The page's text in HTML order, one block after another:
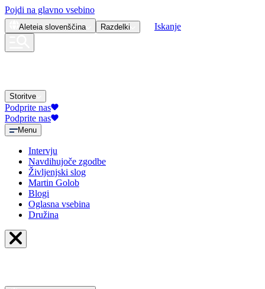
Pojdi na glavno vsebino
Aleteia slovenščina Razdelki Iskanje
Storitve
Podprite nas
Podprite nas
Menu
Intervju
Navdihujoče zgodbe
Življenjski slog
Martin Golob
Blogi
Oglasna vsebina
Družina